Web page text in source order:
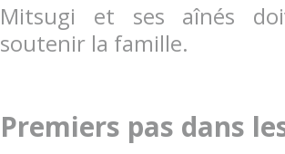
Mitsugi et ses aînés
soutenir la famille.
Premiers pas dans